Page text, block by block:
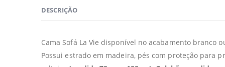
DESCRIÇÃO
Cama Sofá La Vie disponível no acabamento branco
Possui estrado em madeira, pés com proteção para